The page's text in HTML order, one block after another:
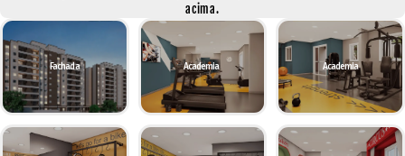
acima.
Fachada Academia Academia